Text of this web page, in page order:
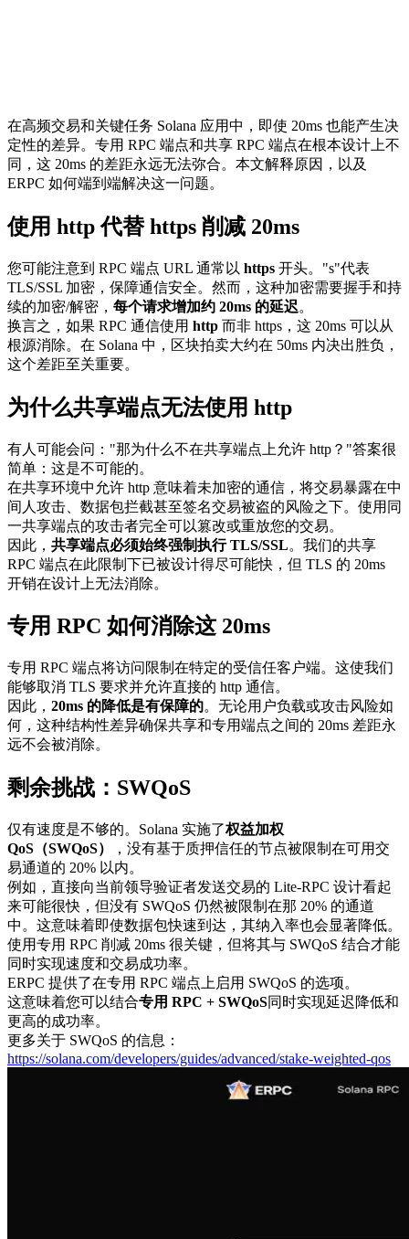
在高频交易和关键任务 Solana 应用中，即使 20ms 也能产生决
定性的差异。专用 RPC 端点和共享 RPC 端点在根本设计上不
同，这 20ms 的差距永远无法弥合。本文解释原因，以及
ERPC 如何端到端解决这一问题。
使用 http 代替 https 削减 20ms
您可能注意到 RPC 端点 URL 通常以 https 开头。"s"代表
TLS/SSL 加密，保障通信安全。然而，这种加密需要握手和持
续的加密/解密， 每个请求增加约 20ms 的延迟。
换言之，如果 RPC 通信使用 http 而非 https，这 20ms 可以从
根源消除。在 Solana 中，区块拍卖大约在 50ms 内决出胜负，
这个差距至关重要。
为什么共享端点无法使用 http
有人可能会问："那为什么不在共享端点上允许 http？"答案很
简单：这是不可能的。
在共享环境中允许 http 意味着未加密的通信，将交易暴露在中
间人攻击、数据包拦截甚至签名交易被盗的风险之下。使用同
一共享端点的攻击者完全可以篡改或重放您的交易。
因此， 共享端点必须始终强制执行 TLS/SSL。我们的共享
RPC 端点在此限制下已被设计得尽可能快，但 TLS 的 20ms
开销在设计上无法消除。
专用 RPC 如何消除这 20ms
专用 RPC 端点将访问限制在特定的受信任客户端。这使我们
能够取消 TLS 要求并允许直接的 http 通信。
因此， 20ms 的降低是有保障的。无论用户负载或攻击风险如
何，这种结构性差异确保共享和专用端点之间的 20ms 差距永
远不会被消除。
剩余挑战：SWQoS
仅有速度是不够的。Solana 实施了权益加权
QoS（SWQoS）
，没有基于质押信任的节点被限制在可用交
易通道的 20% 以内。
例如，直接向当前领导验证者发送交易的 Lite-RPC 设计看起
来可能很快，但没有 SWQoS 仍然被限制在那 20% 的通道
中。这意味着即使数据包快速到达，其纳入率也会显著降低。
使用专用 RPC 削减 20ms 很关键，但将其与 SWQoS 结合才能
同时实现速度和交易成功率。
ERPC 提供了在专用 RPC 端点上启用 SWQoS 的选项。
这意味着您可以结合专用 RPC + SWQoS同时实现延迟降低和
更高的成功率。
更多关于 SWQoS 的信息：
https://solana.com/developers/guides/advanced/stake-weighted-qos